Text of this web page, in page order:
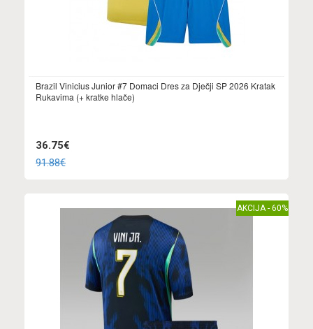
Brazil Vinicius Junior #7 Domaci Dres za Dječji SP 2026 Kratak
Rukavima (+ kratke hlače)
36.75€
91.88€
AKCIJA - 60%